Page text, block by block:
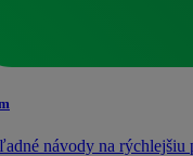
návody na rýchlejšiu